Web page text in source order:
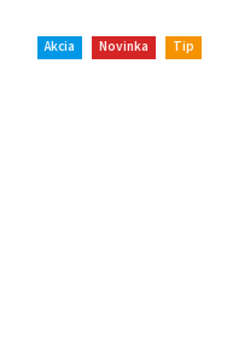
Akcia Novinka Tip